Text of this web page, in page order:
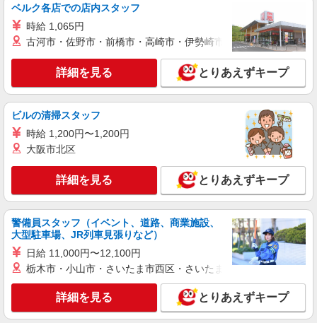
ベルク各店での店内スタッフ
時給 1,065円
古河市・佐野市・前橋市・高崎市・伊勢崎市・太田市・館林市
詳細を見る とりあえずキープ
ビルの清掃スタッフ
時給 1,200円〜1,200円
大阪市北区
詳細を見る とりあえずキープ
警備員スタッフ（イベント、道路、商業施設、
大型駐車場、JR列車見張りなど）
日給 11,000円〜12,100円
栃木市・小山市・さいたま市西区・さいたま市岩槻区・久喜市・
詳細を見る とりあえずキープ